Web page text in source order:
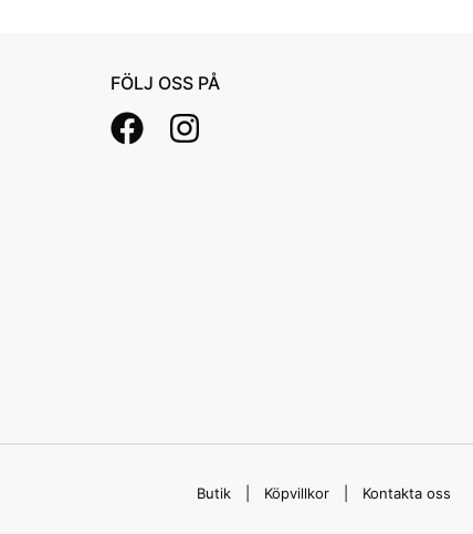
FÖLJ OSS PÅ
Butik Köpvillkor Kontakta oss